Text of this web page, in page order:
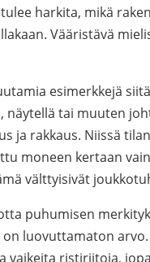
harkita, mikä
Vääristävä
esimerkkejä
tai muuten
ja rakkaus. Niissä
moneen kertaan
välttyisivät
puhumisen
on luovuttamaton
vaikeita ristiriitoja,